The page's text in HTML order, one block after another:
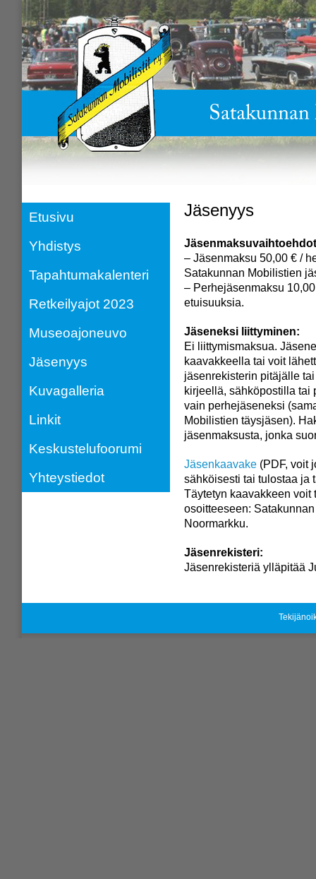
Etusivu
Yhdistys
Tapahtumakalenteri
Retkeilyajot 2023
Museoajoneuvo
Jäsenyys
Kuvagalleria
Linkit
Keskustelufoorumi
Yhteystiedot
Jäsenyys
– Jäsenmaksu 50,00 € /
Satakunnan Mobilistien
– Perhejäsenmaksu
etuisuuksia.
Jäseneksi liittyminen:
Ei liittymismaksua.
kaavakkeella tai voit
jäsenrekisterin pitäjälle
kirjeellä, sähköpostilla tai
vain perhejäseneksi
Mobilistien täysjäsen).
jäsenmaksusta, jonka
Jäsenkaavake (PDF, voit
sähköisesti tai tulostaa ja
Täytetyn kaavakkeen voit
osoitteeseen:
Noormarkku.
Jäsenrekisteri:
Jäsenrekisteriä ylläpitää